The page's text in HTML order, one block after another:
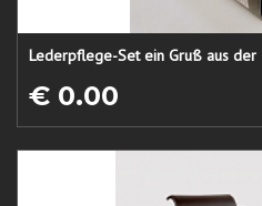
Lederpflege-Set ein Gruß aus der
€ 0.00